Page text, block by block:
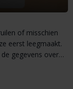
of misschien
eerst leegmaakt.
gegevens over
beschikbaar op